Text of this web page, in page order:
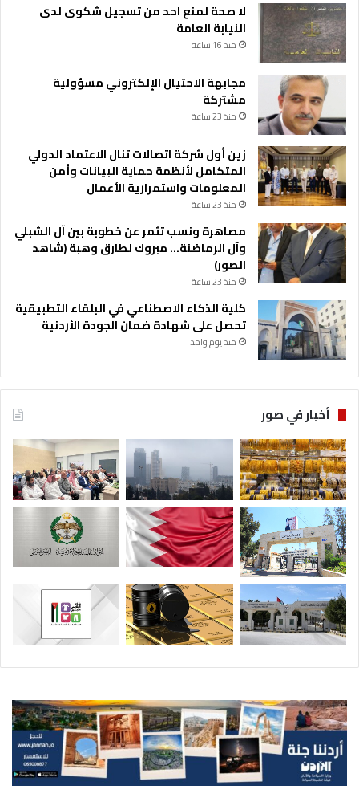
لا صحة لمنع احد من تسجيل شكوى لدى
النيابة العامة
منذ 16 ساعة
مجابهة الاحتيال الإلكتروني مسؤولية
مشتركة
منذ 23 ساعة
زين أول شركة اتصالات تنال الاعتماد الدولي
المتكامل لأنظمة حماية البيانات وأمن
المعلومات واستمرارية الأعمال
منذ 23 ساعة
مصاهرة ونسب تثمر عن خطوبة بين آل الشبلي
وآل الرماضنة… مبروك لطارق وهبة (شاهد
الصور)
منذ 23 ساعة
كلية الذكاء الاصطناعي في البلقاء التطبيقية
تحصل على شهادة ضمان الجودة الأردنية
منذ يوم واحد
أخبار في صور